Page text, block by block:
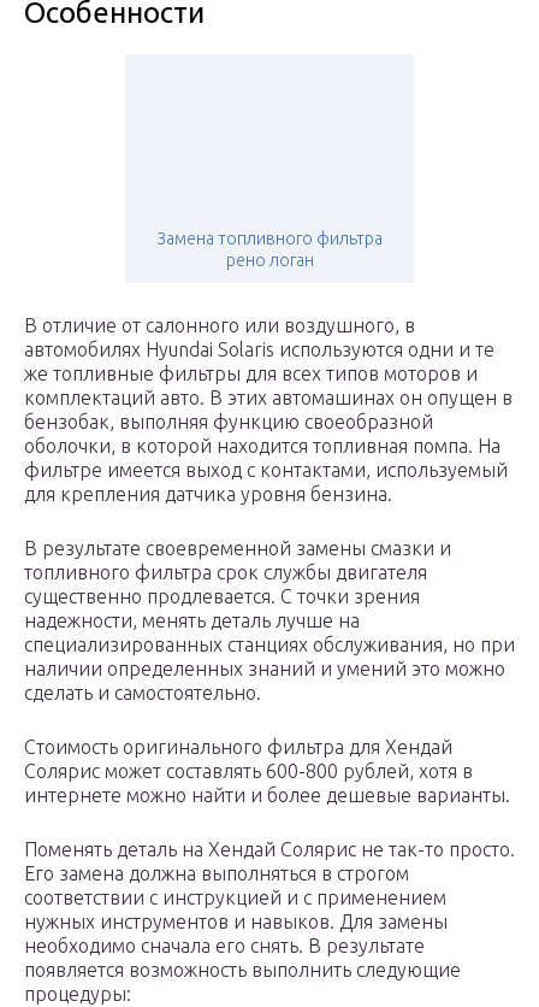
Особенности
Замена топливного фильтра
рено логан
В отличие от салонного или воздушного, в
автомобилях Hyundai Solaris используются одни и те
же топливные фильтры для всех типов моторов и
комплектаций авто. В этих автомашинах он опущен в
бензобак, выполняя функцию своеобразной
оболочки, в которой находится топливная помпа. На
фильтре имеется выход с контактами, используемый
для крепления датчика уровня бензина.
В результате своевременной замены смазки и
топливного фильтра срок службы двигателя
существенно продлевается. С точки зрения
надежности, менять деталь лучше на
специализированных станциях обслуживания, но при
наличии определенных знаний и умений это можно
сделать и самостоятельно.
Стоимость оригинального фильтра для Хендай
Солярис может составлять 600-800 рублей, хотя в
интернете можно найти и более дешевые варианты.
Поменять деталь на Хендай Солярис не так-то просто.
Его замена должна выполняться в строгом
соответствии с инструкцией и с применением
нужных инструментов и навыков. Для замены
необходимо сначала его снять. В результате
появляется возможность выполнить следующие
процедуры: